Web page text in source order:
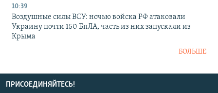
10:39
Воздушные силы ВСУ: ночью войска РФ атаковали
Украину почти 150 БпЛА, часть из них запускали из
Крыма
БОЛЬШЕ
ПРИСОЕДИНЯЙТЕСЬ!